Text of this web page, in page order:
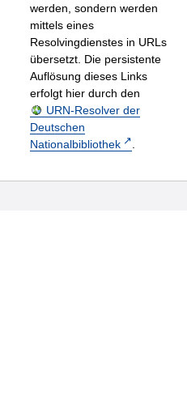
werden, sondern werden
mittels eines
Resolvingdienstes in URLs
übersetzt. Die persistente
Auflösung dieses Links
erfolgt hier durch den
URN-Resolver der
Deutschen
Nationalbibliothek
.